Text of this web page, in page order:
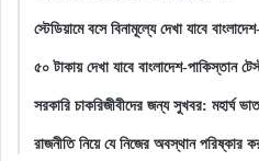
স্টেডিয়ামে বসে বিনামূল্যে দেখা যাবে
৫০ টাকায় দেখা যাবে বাংলাদেশ-পাকিস্তান
সরকারি চাকরিজীবীদের জন্য সুখবর: মহার্ঘ
রাজনীতি নিয়ে যে নিজের অবস্থান